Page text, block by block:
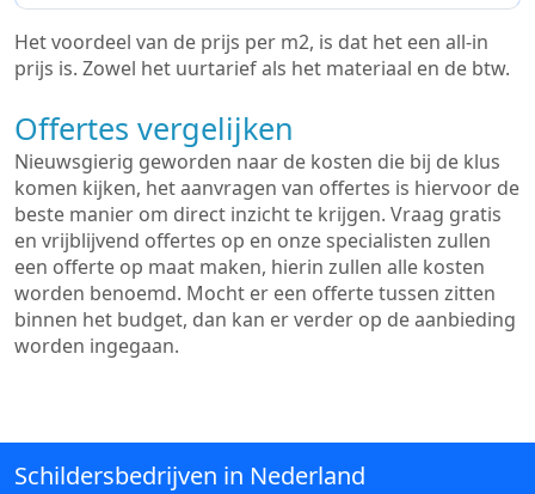
Het voordeel van de prijs per m2, is dat het een all-in
prijs is. Zowel het uurtarief als het materiaal en de btw.
Offertes vergelijken
Nieuwsgierig geworden naar de kosten die bij de klus
komen kijken, het aanvragen van offertes is hiervoor de
beste manier om direct inzicht te krijgen. Vraag gratis
en vrijblijvend offertes op en onze specialisten zullen
een offerte op maat maken, hierin zullen alle kosten
worden benoemd. Mocht er een offerte tussen zitten
binnen het budget, dan kan er verder op de aanbieding
worden ingegaan.
Schildersbedrijven in Nederland